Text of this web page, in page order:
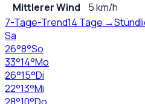
Mittlerer Wind
5 km/h
7-Tage-Trend14 Tage →
Sa
26°8°So
33°14°Mo
26°15°Di
22°13°Mi